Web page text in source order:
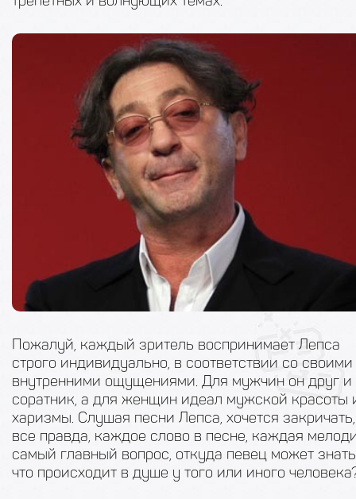
Пожалуй, каждый зритель воспринимает Лепса
строго индивидуально, в соответствии со своими
внутренними ощущениями. Для мужчин он друг и
соратник, а для женщин идеал мужской красоты
харизмы. Слушая песни Лепса, хочется
все правда, каждое слово в песне, каждая
самый главный вопрос, откуда певец может
что происходит в душе у того или иного